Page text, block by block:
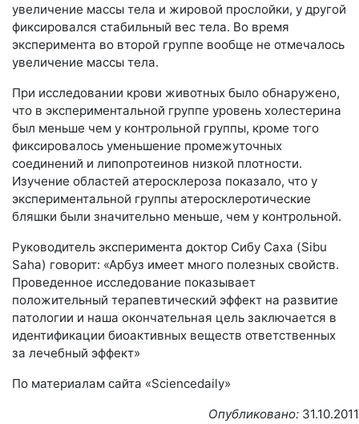
увеличение массы тела и жировой прослойки, у другой
фиксировался стабильный вес тела. Во время
эксперимента во второй группе вообще не отмечалось
увеличение массы тела.
При исследовании крови животных было обнаружено,
что в экспериментальной группе уровень холестерина
был меньше чем у контрольной группы, кроме того
фиксировалось уменьшение промежуточных
соединений и липопротеинов низкой плотности.
Изучение областей атеросклероза показало, что у
экспериментальной группы атеросклеротические
бляшки были значительно меньше, чем у контрольной.
Руководитель эксперимента доктор Сибу Саха (Sibu
Saha) говорит: «Арбуз имеет много полезных свойств.
Проведенное исследование показывает
положительный терапевтический эффект на развитие
патологии и наша окончательная цель заключается в
идентификации биоактивных веществ ответственных
за лечебный эффект»
По материалам сайта «Sciencedaily»
Опубликовано: 31.10.2011